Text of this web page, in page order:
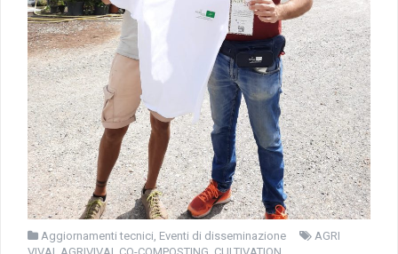
Aggiornamenti tecnici, Eventi di disseminazione
AGRI